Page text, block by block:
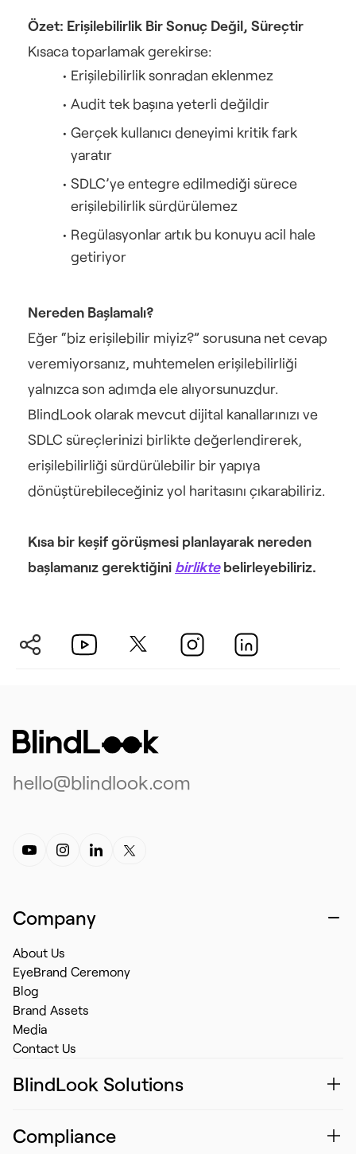
Özet: Erişilebilirlik Bir Sonuç Değil, Süreçtir
Kısaca toparlamak gerekirse:
Erişilebilirlik sonradan eklenmez
Audit tek başına yeterli değildir
Gerçek kullanıcı deneyimi kritik fark
yaratır
SDLC’ye entegre edilmediği sürece
erişilebilirlik sürdürülemez
Regülasyonlar artık bu konuyu acil hale
getiriyor
Nereden Başlamalı?
Eğer “biz erişilebilir miyiz?” sorusuna net cevap
veremiyorsanız, muhtemelen erişilebilirliği
yalnızca son adımda ele alıyorsunuzdur.
BlindLook olarak mevcut dijital kanallarınızı ve
SDLC süreçlerinizi birlikte değerlendirerek,
erişilebilirliği sürdürülebilir bir yapıya
dönüştürebileceğiniz yol haritasını çıkarabiliriz.
Kısa bir keşif görüşmesi planlayarak nereden
başlamanız gerektiğini birlikte belirleyebiliriz.
hello@blindlook.com
Company
About Us
EyeBrand Ceremony
Blog
Brand Assets
Media
Contact Us
BlindLook Solutions
Compliance